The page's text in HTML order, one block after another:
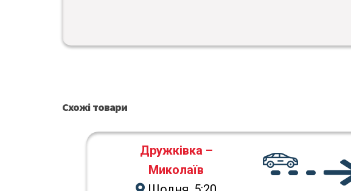
Схожі товари
Дружківка –
Миколаїв